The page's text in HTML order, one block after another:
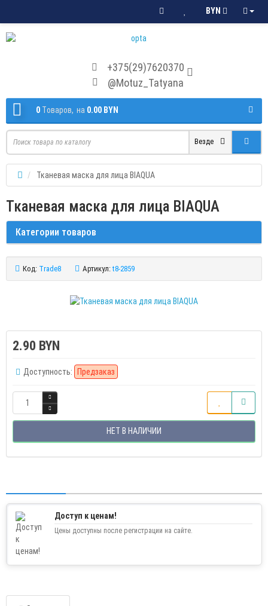
BYN
+375(29)7620370
@Motuz_Tatyana
0 Tоваров, на 0.00 BYN
Везде
Тканевая маска для лица BIAQUA
Тканевая маска для лица BIAQUA
Категории товаров
Код: Trade8 Артикул: t8-2859
2.90 BYN
Доступность: Предзаказ
НЕТ В НАЛИЧИИ
Доступ к ценам!
Цены доступны после регистрации на сайте.